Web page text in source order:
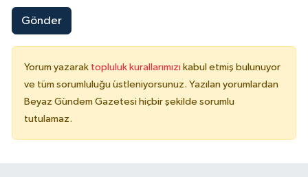
Gönder
Yorum yazarak topluluk kurallarımızı kabul etmiş bulunuyor
ve tüm sorumluluğu üstleniyorsunuz. Yazılan yorumlardan
Beyaz Gündem Gazetesi hiçbir şekilde sorumlu
tutulamaz.